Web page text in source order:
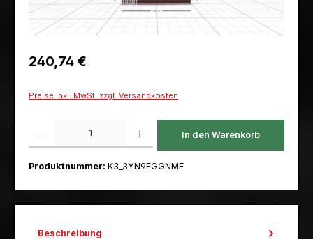
Regulärer Preis:
240,74 €
Preise inkl. MwSt. zzgl. Versandkosten
In den Warenkorb
Produktnummer: K3_3YN9FGGNME
Beschreibung